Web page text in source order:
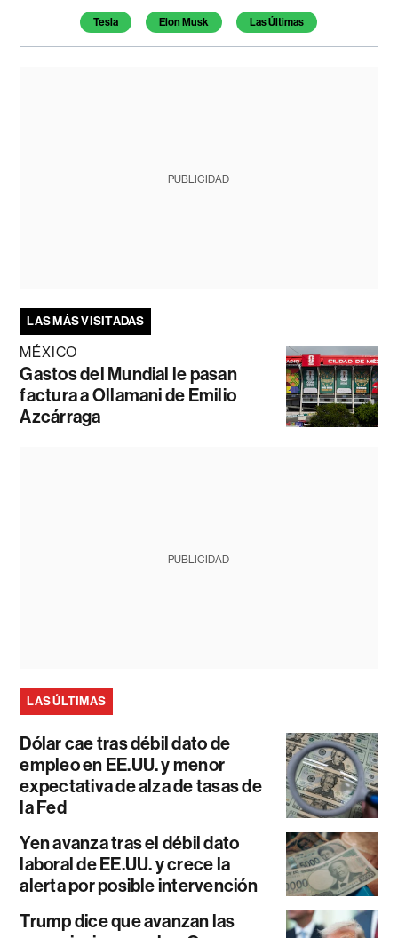
Temas de este artículo
Tesla Elon Musk Las Últimas
PUBLICIDAD
LAS MÁS VISITADAS
MÉXICO
Gastos del Mundial le pasan
factura a Ollamani de Emilio
Azcárraga
PUBLICIDAD
LAS ÚLTIMAS
Dólar cae tras débil dato de
empleo en EE.UU. y menor
expectativa de alza de tasas de
la Fed
Yen avanza tras el débil dato
laboral de EE.UU. y crece la
alerta por posible intervención
Trump dice que avanzan las